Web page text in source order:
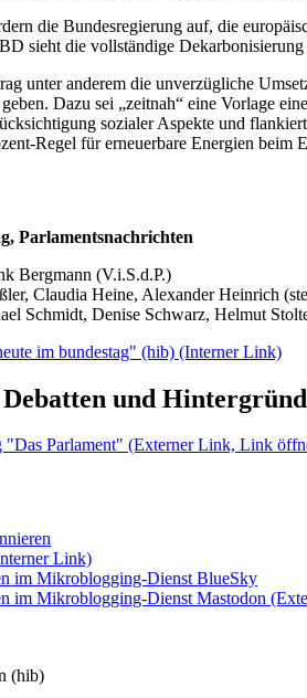
die Bundesregierung auf, die
sieht die vollständige
unter anderem die unverzügliche
Dazu sei „zeitnah“ eine Vorlage
sozialer Aspekte und
Regel für erneuerbare Energien beim
Parlamentsnachrichten
Bergmann (V.i.S.d.P.)
Claudia Heine, Alexander Heinrich
Schmidt, Denise Schwarz, Helmut
im bundestag" (hib) (Interner Link)
und
"Das Parlament" (Externer Link, Link
Link)
im Mikroblogging-Dienst BlueSky
im Mikroblogging-Dienst Mastodon
(hib)